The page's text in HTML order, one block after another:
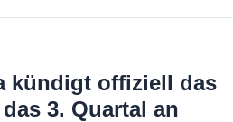
kündigt offiziell das
3. Quartal an